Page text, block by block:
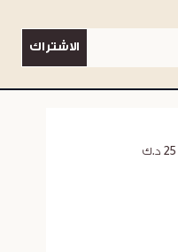
الاشتراك